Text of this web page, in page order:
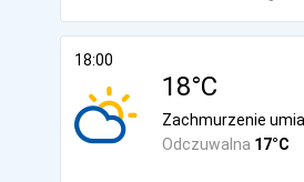
18:00
18°C
Odczuwalna 17°C
Zachmurzenie